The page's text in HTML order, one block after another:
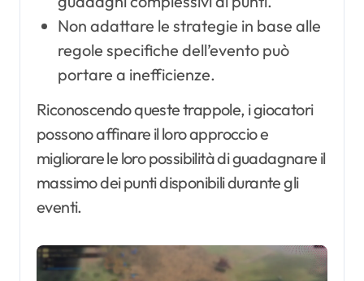
Non adattare le strategie in base alle
regole specifiche dell’evento può
portare a inefficienze.
Riconoscendo queste trappole, i giocatori
possono affinare il loro approccio e
migliorare le loro possibilità di guadagnare il
massimo dei punti disponibili durante gli
eventi.